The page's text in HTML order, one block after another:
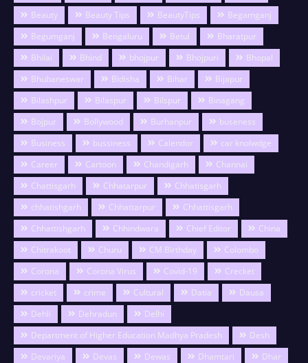
Beauty
Beauty Tips BeautyTips
Begamganj
Begumganj
Bengaluru Betul
Bharatpur
Bhilai
Bhind bhojpur Bhojpuri
Bhopal
Bhubaneswar
Bidisha Bihar
Bijapur
Bilashpur
Bilaspur Bilspur
Binagang
Bojpur
Bollywood Burhanpur
buseness
Business
bussiness Calendor
car knolwdge
Career
Cartoon Chandigarh
Channai
Chattisgarh
Chhatarpur
Chhatisgarh
chhatishgarh
Chhattarpur
Chhattisgarh
Chhattishgarh
Chhindwara Chief Editor
China
Chitrakoot
Churu CM Birthday
Colombo
Corona
Corona Virus Covid-19
Crecket
cricket
crime Cultural Datia
Dausa
Dehli
Dehradun
Delhi
Department of Higher Education Madhya Pradesh
Desh
Devariya
Devas Dewas Dhamtari
Dhar